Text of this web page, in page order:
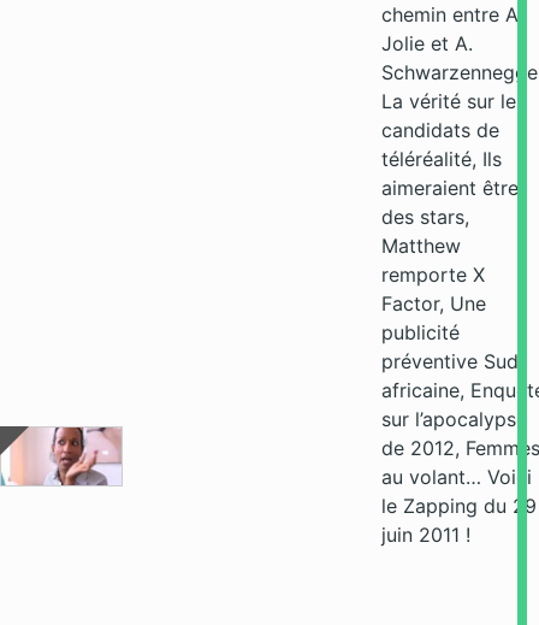
chemin entre A.
Jolie et A.
La vérité sur les
candidats de
téléréalité, Ils
aimeraient être
des stars,
Matthew
remporte X
Factor, Une
publicité
préventive Sud-
africaine,
sur l’apocalypse
de 2012, Femmes
au volant… Voici
le Zapping du 29
juin 2011 !